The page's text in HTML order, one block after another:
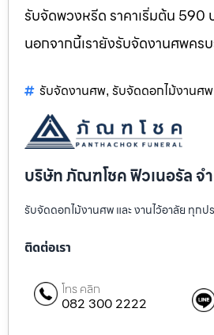
รับจัดพวงหรีด ราคาเริ่มต้น 590
นอกจากนี้เรายังรับจัดงานศพคร
รับจัดงานศพ, รับจัดดอกไม้งานศพ
บริษัท ภัณฑโชค ฟิวเนอรัล จ
รับจัดดอกไม้งานศพ และ งานไว้อาลัย ทุกป
ติดต่อเรา
โทร คลิก
082 300 2222